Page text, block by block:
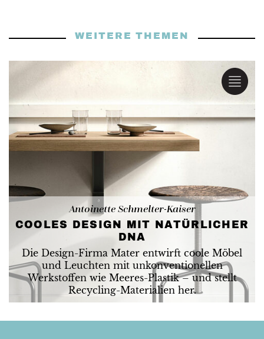
WEITERE THEMEN
Antoinette Schmelter-Kaiser
COOLES DESIGN MIT NATÜRLICHER
DNA
Die Design-Firma Mater entwirft coole Möbel
und Leuchten mit unkonventionellen
Werkstoffen wie Meeres-Plastik – und stellt
Recycling-Materialien her.